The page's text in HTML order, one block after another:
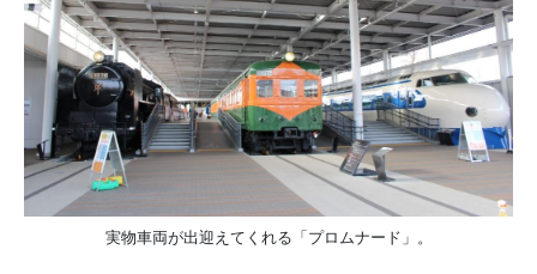
実物車両が出迎えてくれる「プロムナード」。